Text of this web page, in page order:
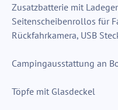
Zusatzbatterie mit
Seitenscheibenrollos für
Rückfahrkamera, USB
Campingausstattung an
Töpfe mit Glasdeckel